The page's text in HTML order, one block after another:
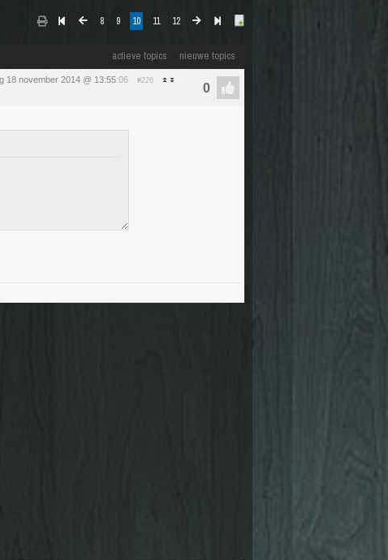
8 9 10 11 12
actieve topics nieuwe topics
18 november 2014 @ 13:55:06 #226